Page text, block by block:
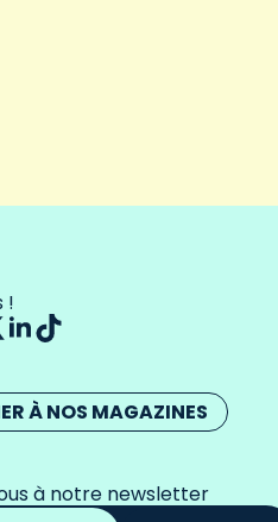
!
À NOS MAGAZINES
à notre newsletter